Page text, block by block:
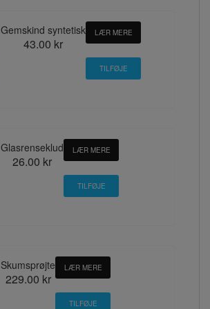
Gemskind syntetisk
43.00 kr
LÆR MERE
Glasrenseklud
26.00 kr
LÆR MERE
Skumsprøjte
229.00 kr
LÆR MERE